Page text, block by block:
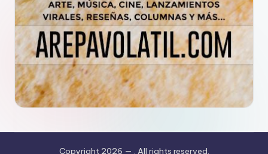
Copyright 2026 — . All rights reserved.